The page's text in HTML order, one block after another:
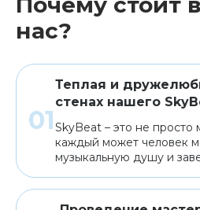
нас?
Теплая и
стенах нашего
SkyBeat – это не просто
каждый может человек
музыкальную душу и